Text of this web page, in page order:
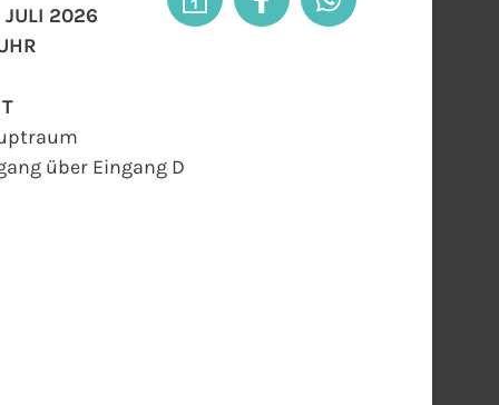
JULI 2026
über Eingang D